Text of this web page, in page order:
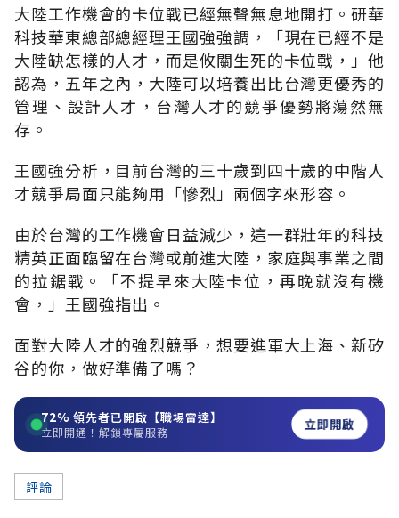
大陸工作機會的卡位戰已經無聲無息地開打。研華
科技華東總部總經理王國強強調，「現在已經不是
大陸缺怎樣的人才，而是攸關生死的卡位戰，」他
認為，五年之內，大陸可以培養出比台灣更優秀的
管理、設計人才，台灣人才的競爭優勢將蕩然無
存。
王國強分析，目前台灣的三十歲到四十歲的中階人
才競爭局面只能夠用「慘烈」兩個字來形容。
由於台灣的工作機會日益減少，這一群壯年的科技
精英正面臨留在台灣或前進大陸，家庭與事業之間
的拉鋸戰。「不提早來大陸卡位，再晚就沒有機
會，」王國強指出。
面對大陸人才的強烈競爭，想要進軍大上海、新矽
谷的你，做好準備了嗎？
72% 領先者已開啟【職場雷達】
立即開通！解鎖專屬服務 立即開啟
評論